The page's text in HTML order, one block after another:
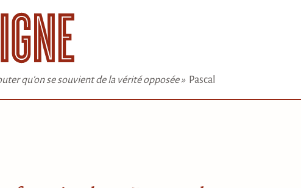
qu'on se souvient de la vérité opposée » Pascal